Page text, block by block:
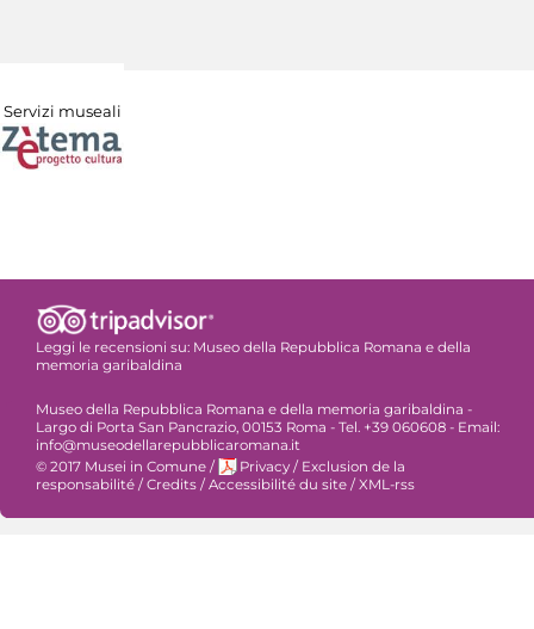
Servizi museali
Leggi le recensioni su: Museo della Repubblica Romana e della
memoria garibaldina
Museo della Repubblica Romana e della memoria garibaldina -
Largo di Porta San Pancrazio, 00153 Roma - Tel. +39 060608 - Email:
info@museodellarepubblicaromana.it
© 2017 Musei in Comune / Privacy / Exclusion de la
responsabilité / Credits / Accessibilité du site / XML-rss